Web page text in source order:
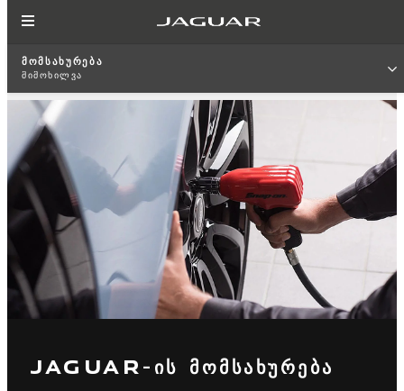
ᲛᲝᲛᲡᲐᲮᲣᲠᲔᲑᲐ
ᲛᲘᲛᲝᲮᲘᲚᲕᲐ
JAGUAR-ᲘᲡ ᲛᲝᲛᲡᲐᲮᲣᲠᲔᲑᲐ